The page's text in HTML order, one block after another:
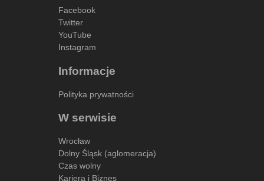
Facebook
Twitter
YouTube
Instagram
Informacje
Polityka prywatności
W serwisie
Wrocław
Dolny Śląsk (aglomeracja)
Czas wolny
Kariera i Biznes